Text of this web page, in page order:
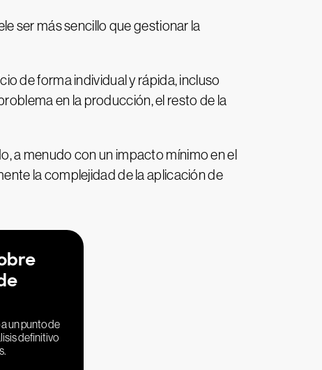
ser más sencillo que gestionar la
de forma individual y rápida, incluso
en la producción, el resto de la
a menudo con un impacto mínimo en el
la complejidad de la aplicación de
un punto de
definitivo